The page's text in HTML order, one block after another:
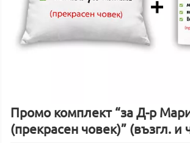
Промо комплект “за Д-р
(прекрасен човек)” (възгл. и